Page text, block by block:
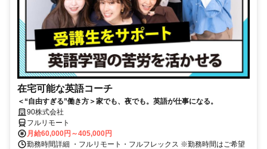
在宅可能な英語コーチ
＜“自由すぎる”働き方＞家でも、夜でも。英語が仕事になる。
90株式会社
フルリモート
月給60,000円～405,000円
勤務時間詳細 ・フルリモート・フルフレックス ※勤務時間はご希望